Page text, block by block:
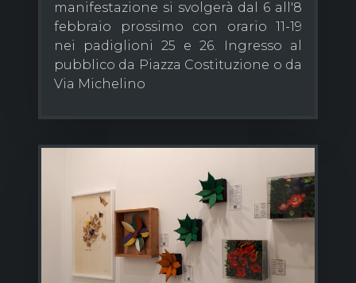
manifestazione si svolgerà dal 6 all'8
febbraio prossimo con orario 11-19
nei padiglioni 25 e 26. Ingresso al
pubblico da Piazza Costituzione o da
Via Michelino